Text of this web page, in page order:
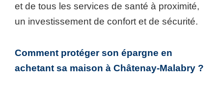
et de tous les services de santé à proximité,
un investissement de confort et de sécurité.
Comment protéger son épargne en
achetant sa maison à Châtenay-Malabry ?